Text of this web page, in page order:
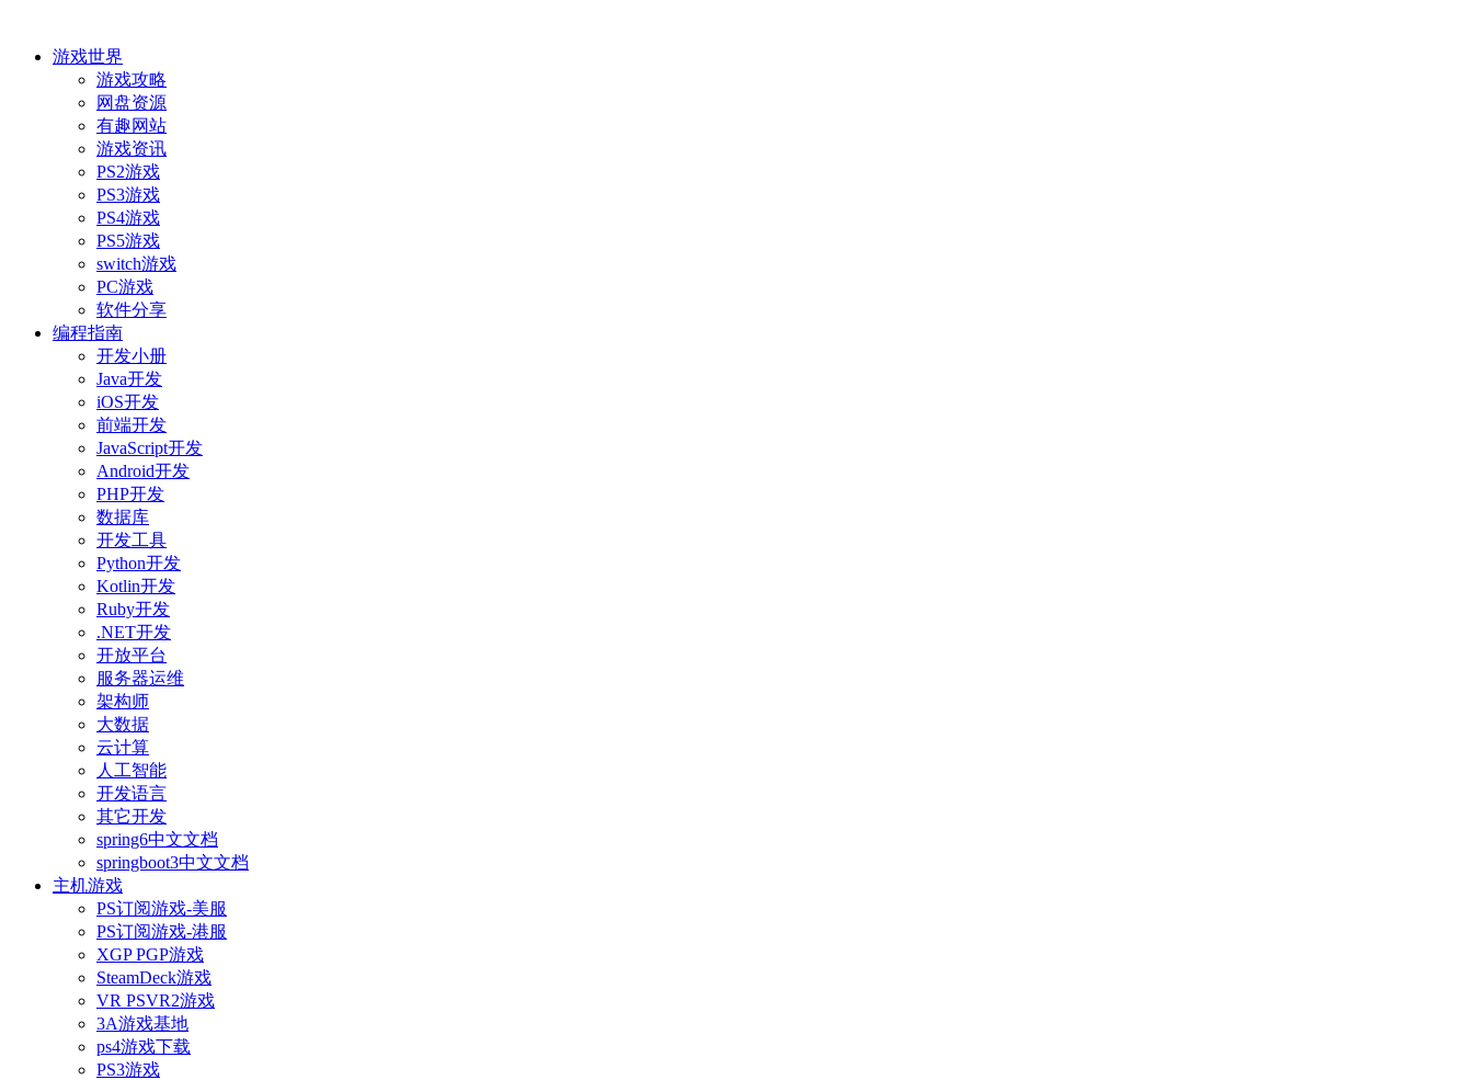
游戏世界
游戏攻略
网盘资源
有趣网站
游戏资讯
PS2游戏
PS3游戏
PS4游戏
PS5游戏
switch游戏
PC游戏
软件分享
编程指南
开发小册
Java开发
iOS开发
前端开发
JavaScript开发
Android开发
PHP开发
数据库
开发工具
Python开发
Kotlin开发
Ruby开发
.NET开发
开放平台
服务器运维
架构师
大数据
云计算
人工智能
开发语言
其它开发
spring6中文文档
springboot3中文文档
主机游戏
PS订阅游戏-美服
PS订阅游戏-港服
XGP PGP游戏
SteamDeck游戏
VR PSVR2游戏
3A游戏基地
ps4游戏下载
PS3游戏